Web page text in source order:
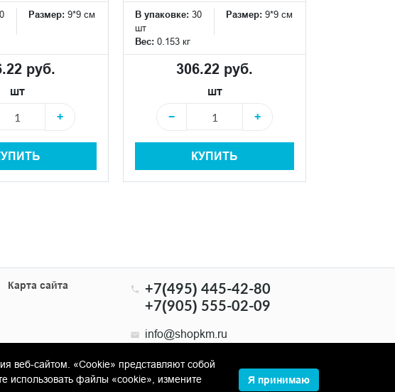
Размер: 9*9 см
руб.
шт
+
В упаковке: 30
шт
Размер: 9*9 см
Вес: 0.153 кг
306.22 руб.
шт
−
+
КУПИТЬ
Карта сайта
+7(495) 445-42-80
+7(905) 555-02-09
info@shopkm.ru
веб-сайтом. «Cookie» представляют собой
файлы «cookie», измените
Я принимаю